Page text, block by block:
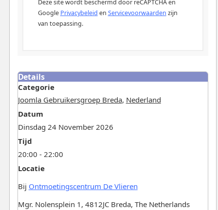
Deze site wordt beschermd door reCAPTCHA en
Google Privacybeleid en Servicevoorwaarden zijn
van toepassing.
Details
Categorie
Joomla Gebruikersgroep Breda, Nederland
Datum
Dinsdag 24 November 2026
Tijd
20:00 - 22:00
Locatie
Bij Ontmoetingscentrum De Vlieren
Mgr. Nolensplein 1, 4812JC Breda, The Netherlands